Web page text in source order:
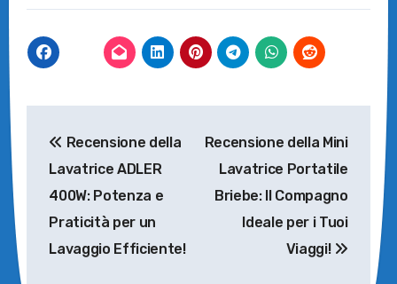
articoli
Recensione della
Lavatrice ADLER
400W: Potenza e
Praticità per un
Lavaggio Efficiente!
Recensione della Mini
Lavatrice Portatile
Briebe: Il Compagno
Ideale per i Tuoi
Viaggi!